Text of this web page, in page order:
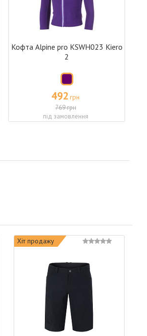
Кофта Alpine pro KSWH023 Kiero
2
492 грн
769 грн
під замовлення
Хіт продажу